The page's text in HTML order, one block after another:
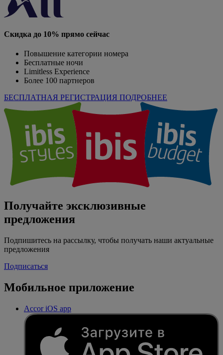
Скидка до 10% прямо сейчас
Повышение категории номера
Бесплатные ночи
Limitless Experience
Более 100 партнеров
БЕСПЛАТНАЯ РЕГИСТРАЦИЯ ПОДРОБНЕЕ
Получайте эксклюзивные
предложения
Подпишитесь на рассылку, чтобы получать наши актуальные
предложения
Подписаться
Мобильное приложение
Accor iOS app